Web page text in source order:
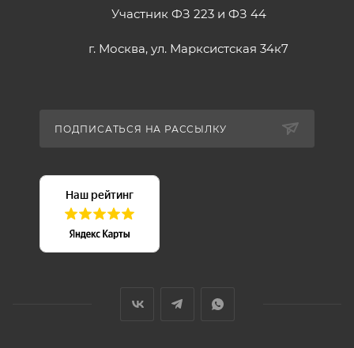
Участник ФЗ 223 и ФЗ 44
г. Москва, ул. Марксистская 34к7
ПОДПИСАТЬСЯ НА РАССЫЛКУ